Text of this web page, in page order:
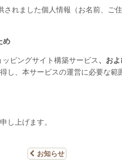
れました個人情報（お名前、
め
ピングサイト構築サービス、お
、本サービスの運営に必要な
し上げます。
お知らせ